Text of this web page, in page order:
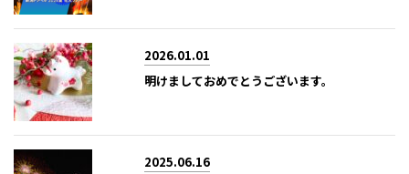
2026.01.01
明けましておめでとうございます。
2025.06.16